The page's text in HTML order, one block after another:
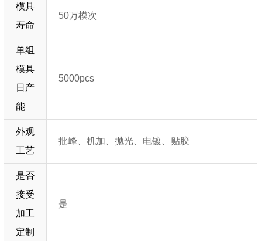
模具
寿命
50万模次
单组
模具
日产
能
5000pcs
外观
工艺
批峰、机加、抛光、电镀、贴胶
是否
接受
加工
定制
是